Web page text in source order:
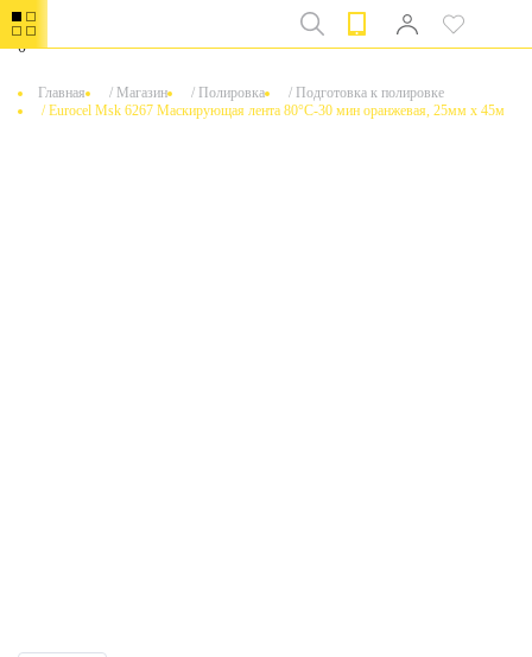
0
Главная / Магазин / Полировка / Подготовка к полировке
/Eurocel Msk 6267 Маскирующая лента 80°C-30 мин оранжевая, 25мм x 45м